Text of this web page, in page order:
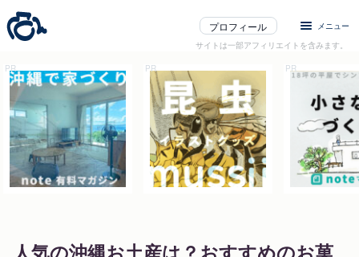
プロフィール
メニュー
サイトは一部アフィリエイトを含みます。